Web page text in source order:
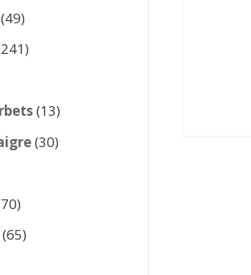
produits
4949
produits
241241
produits1313
produits
3030
7070
produits
6565